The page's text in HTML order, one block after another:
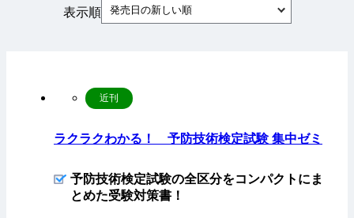
表示順 発売日の新しい順
ラクラクわかる！ 予防技術検定試験 集中ゼミ
近刊
予防技術検定試験の全区分をコンパクトにま
とめた受験対策書！